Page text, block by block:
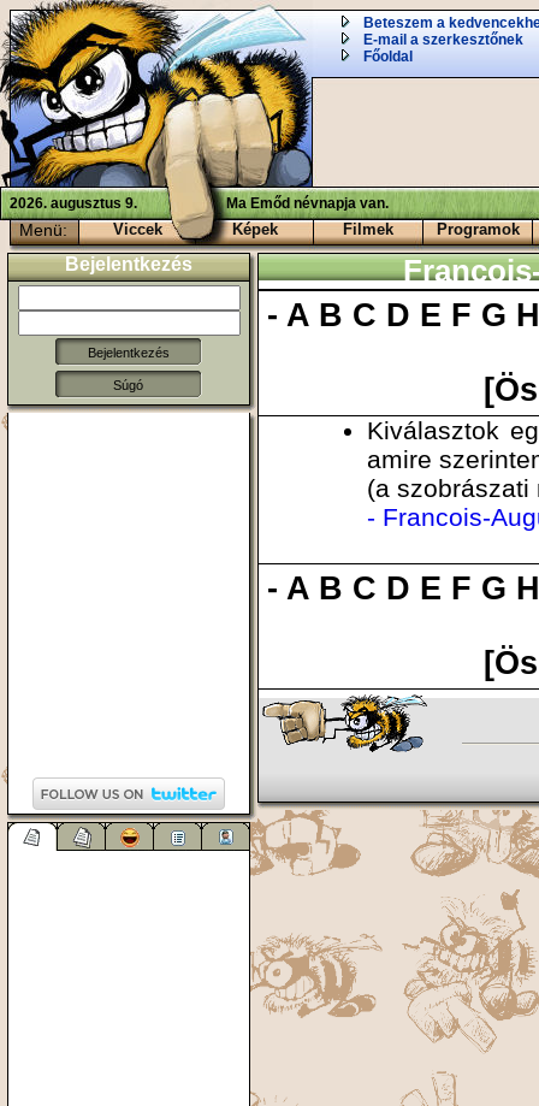
Beteszem a
E-mail a szerkesztőnek
Főoldal
2026. augusztus 9. Ma Emőd névnapja van.
Menü: Viccek Képek Filmek Programok
Bejelentkezés
Súgó
-A B C D E F G
Kiválasztok
amire
(a szobrászati
- Francois-
-A B C D E F G